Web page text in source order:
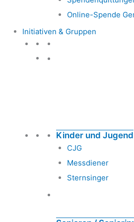
Online-Spende
Initiativen & Gruppen
Kinder und Jugend
CJG
Messdiener
Sternsinger